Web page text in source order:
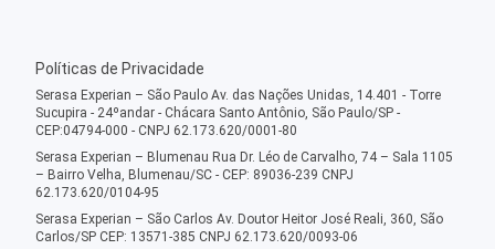
Políticas de Privacidade
Serasa Experian – São Paulo Av. das Nações Unidas, 14.401 - Torre
Sucupira - 24ºandar - Chácara Santo Antônio, São Paulo/SP -
CEP:04794-000 - CNPJ 62.173.620/0001-80
Serasa Experian – Blumenau Rua Dr. Léo de Carvalho, 74 – Sala 1105
– Bairro Velha, Blumenau/SC - CEP: 89036-239 CNPJ
62.173.620/0104-95
Serasa Experian – São Carlos Av. Doutor Heitor José Reali, 360, São
Carlos/SP CEP: 13571-385 CNPJ 62.173.620/0093-06